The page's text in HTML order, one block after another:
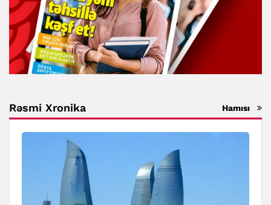
Rəsmi Xronika Hamısı